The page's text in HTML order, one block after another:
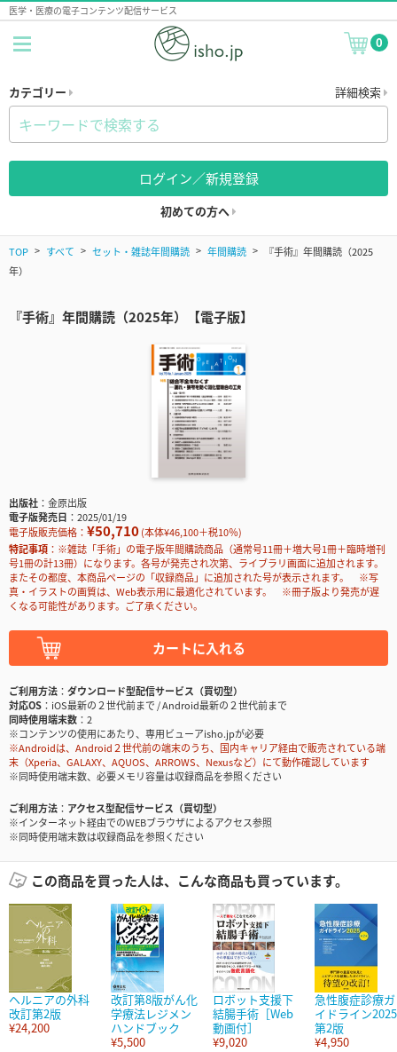
医学・医療の電子コンテンツ配信サービス
0
カテゴリー 詳細検索
ログイン／新規登録
初めての方へ
TOP すべて セット・雑誌年間購読 年間購読
『手術』年間購読（2025
年）
『手術』年間購読（2025年）【電子版】
出版社
金原出版
電子版発売日
2025/01/19
電子版販売価格： ¥50,710(本体¥46,100＋税10％)
特記事項
※雑誌「手術」の電子版年間購読商品（通常号11冊＋増大号1冊＋臨時増刊
号1冊の計13冊）になります。各号が発売され次第、ライブラリ画面に追加されます。
またその都度、本商品ページの「収録商品」に追加された号が表示されます。 ※写
真・イラストの画質は、Web表示用に最適化されています。 ※冊子版より発売が遅
くなる可能性があります。ご了承ください。
カートに入れる
ご利用方法
ダウンロード型配信サービス（買切型）
対応OS
iOS最新の２世代前まで / Android最新の２世代前まで
同時使用端末数
2
※コンテンツの使用にあたり、専用ビューアisho.jpが必要
※Androidは、Android２世代前の端末のうち、国内キャリア経由で販売されている端
末（Xperia、GALAXY、AQUOS、ARROWS、Nexusなど）にて動作確認しています
※同時使用端末数、必要メモリ容量は収録商品を参照ください
ご利用方法
アクセス型配信サービス（買切型）
※インターネット経由でのWEBブラウザによるアクセス参照
※同時使用端末数は収録商品を参照ください
この商品を買った人は、こんな商品も買っています。
ヘルニアの外科
改訂第2版
¥24,200
改訂第8版がん化
学療法レジメン
ハンドブック
¥5,500
ロボット支援下
結腸手術［Web
動画付］
¥9,020
急性腹症診療ガ
イドライン2025
第2版
¥4,950